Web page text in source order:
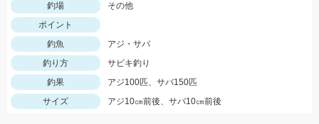
釣場
その他
ポイント
釣魚
アジ・サバ
釣り方
サビキ釣り
釣果
アジ100匹、サバ150匹
サイズ
アジ10㎝前後、サバ10㎝前後